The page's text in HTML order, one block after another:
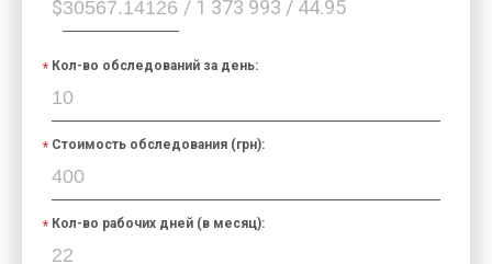
$ / 1 373 993 / 44.95
Кол-во обследований за день:
Стоимость обследования (грн):
Кол-во рабочих дней (в месяц):